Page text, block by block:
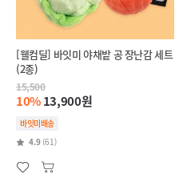
[웰컴딜] 바잇미 야채밭 공 장난감 세트
(2종)
15,500
10%13,900원
바잇미배송
4.9 (61)